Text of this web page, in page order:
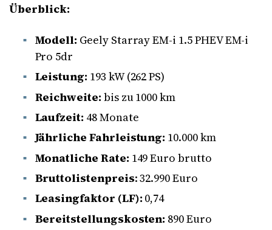
Überblick:
Modell: Geely Starray EM-i 1.5 PHEV EM-i
Pro 5dr
Leistung: 193 kW (262 PS)
Reichweite: bis zu 1000 km
Laufzeit: 48 Monate
Jährliche Fahrleistung: 10.000 km
Monatliche Rate: 149 Euro brutto
Bruttolistenpreis: 32.990 Euro
Leasingfaktor (LF): 0,74
Bereitstellungskosten: 890 Euro